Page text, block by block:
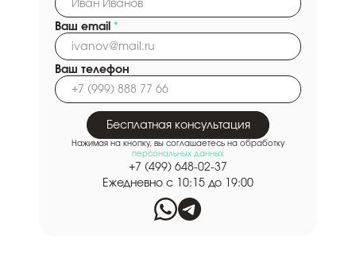
Ваш email *
Ваш телефон
Бесплатная консультация
Нажимая на кнопку, вы соглашаетесь на обработку
персональных данных
+7 (499) 648-02-37
Ежедневно с 10:15 до 19:00